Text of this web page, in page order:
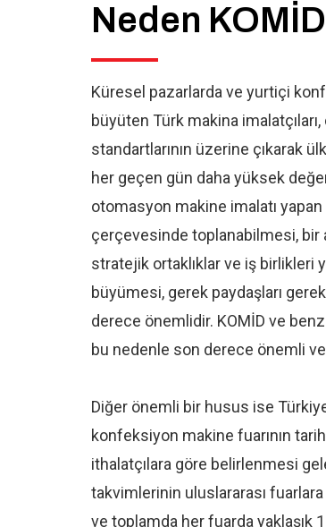
Neden
Küresel pazarlarda ve yurtiçi
büyüten Türk makina
standartlarının üzerine çıkarak
her geçen gün daha yüksek
otomasyon makine imalatı
çerçevesinde toplanabilmesi,
stratejik ortaklıklar ve iş birlikleri
büyümesi, gerek paydaşları
derece önemlidir. KOMİD ve
bu nedenle son derece önemli
Diğer önemli bir husus ise
konfeksiyon makine fuarının
ithalatçılara göre belirlenmesi
takvimlerinin uluslararası
ve toplamda her fuarda yaklaşık